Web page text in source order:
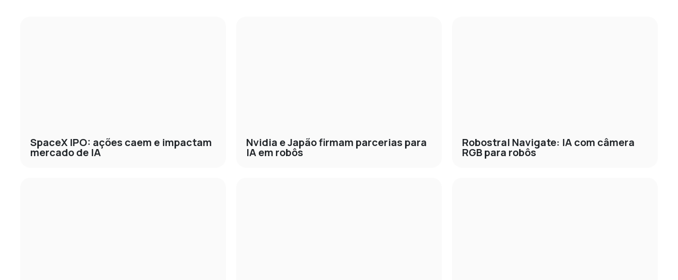
SpaceX IPO: ações caem e impactam
mercado de IA
Nvidia e Japão firmam parcerias para
IA em robôs
Robostral Navigate: IA com câmera
RGB para robôs